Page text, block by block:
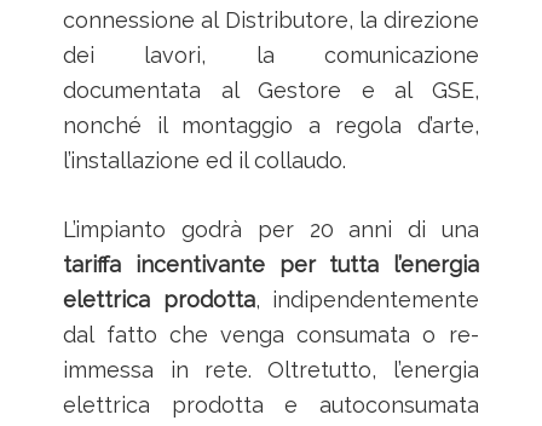
connessione al Distributore, la direzione
dei lavori, la comunicazione
documentata al Gestore e al GSE,
nonché il montaggio a regola d’arte,
l’installazione ed il collaudo.
L’impianto godrà per 20 anni di una
tariffa incentivante per tutta l’energia
elettrica prodotta, indipendentemente
dal fatto che venga consumata o re-
immessa in rete. Oltretutto, l’energia
elettrica prodotta e autoconsumata